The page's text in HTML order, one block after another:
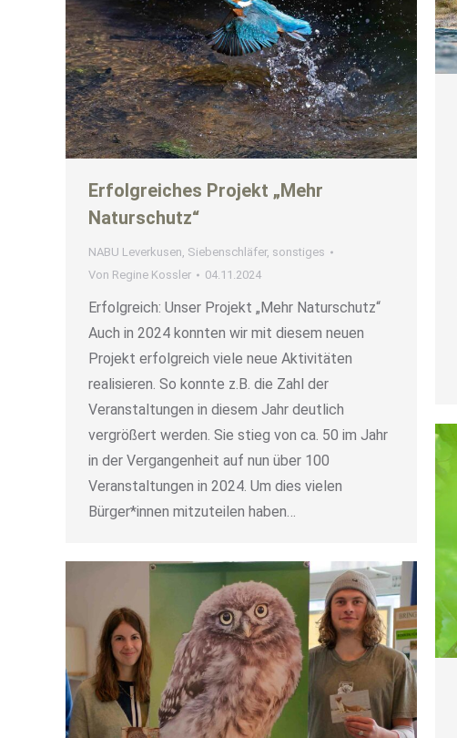
Erfolgreiches Projekt „Mehr
Naturschutz“
NABU Leverkusen, Siebenschläfer, sonstiges
Von Regine Kossler 04.11.2024
Erfolgreich: Unser Projekt „Mehr Naturschutz“
Auch in 2024 konnten wir mit diesem neuen
Projekt erfolgreich viele neue Aktivitäten
realisieren. So konnte z.B. die Zahl der
Veranstaltungen in diesem Jahr deutlich
vergrößert werden. Sie stieg von ca. 50 im Jahr
in der Vergangenheit auf nun über 100
Veranstaltungen in 2024. Um dies vielen
Bürger*innen mitzuteilen haben…